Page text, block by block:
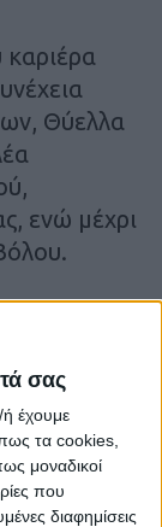
σας
ή έχουμε
τα cookies,
μοναδικοί
που
διαφημίσεις
Θύελλα
ενώ μέχρι
ευχόμαστε
ομάδα
Τρίτη
θα